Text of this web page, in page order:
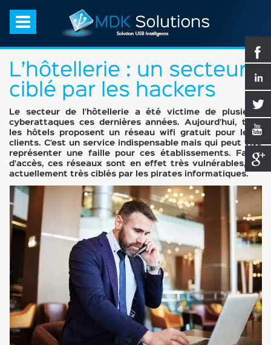
L’hôtellerie : un secteur
ciblé par les hackers
Le secteur de l’hôtellerie a été victime de plusieurs
cyberattaques ces dernières années. Aujourd’hui, tous
les hôtels proposent un réseau wifi gratuit pour leurs
clients. C’est un service indispensable mais qui peut vite
représenter une faille pour ces établissements. Facile
d’accès, ces réseaux sont en effet très vulnérables, et
actuellement très ciblés par les pirates informatiques.